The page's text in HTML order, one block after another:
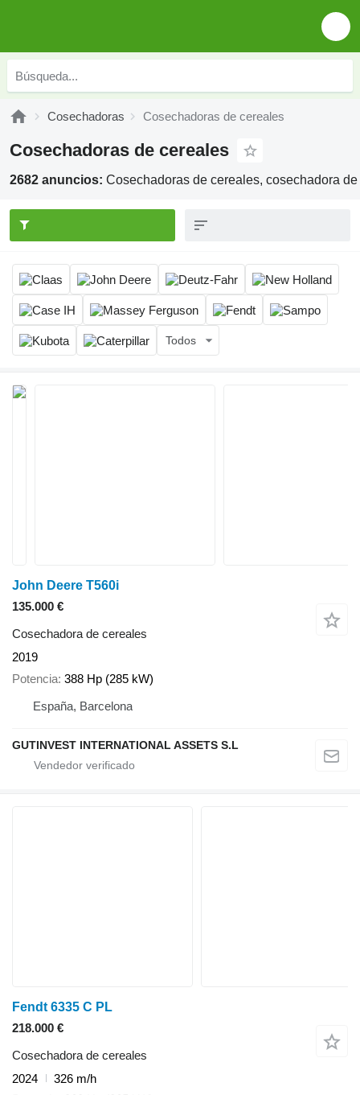
Cosechadoras Cosechadoras de cereales
Cosechadoras de cereales
2682 anuncios: Cosechadoras de cereales, cosechadora
Todos
John Deere T560i
135.000 €
Cosechadora de cereales
2019
Potencia 388 Hp (285 kW)
España, Barcelona
GUTINVEST INTERNATIONAL ASSETS S.L
Fendt 6335 C PL
218.000 €
Cosechadora de cereales
2024
326 m/h